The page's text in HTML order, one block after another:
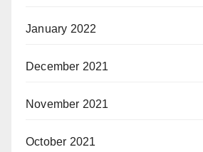
January 2022
December 2021
November 2021
October 2021